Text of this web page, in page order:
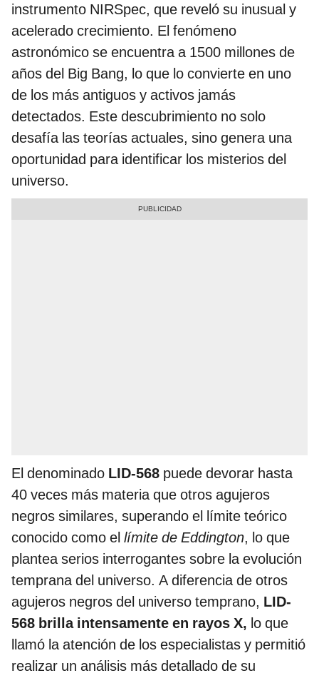
instrumento NIRSpec, que reveló su inusual y
acelerado crecimiento. El fenómeno
astronómico se encuentra a 1500 millones de
años del Big Bang, lo que lo convierte en uno
de los más antiguos y activos jamás
detectados. Este descubrimiento no solo
desafía las teorías actuales, sino genera una
oportunidad para identificar los misterios del
universo.
El denominado LID-568 puede devorar hasta
40 veces más materia que otros agujeros
negros similares, superando el límite teórico
conocido como el límite de Eddington, lo que
plantea serios interrogantes sobre la evolución
temprana del universo. A diferencia de otros
agujeros negros del universo temprano, LID-
568 brilla intensamente en rayos X, lo que
llamó la atención de los especialistas y permitió
realizar un análisis más detallado de su